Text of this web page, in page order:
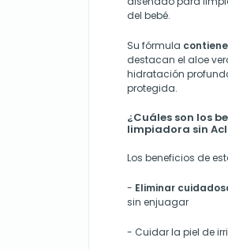
del bebé.
Su fórmula
destacan el aloe
hidratación
protegida.
¿Cuáles son los
limpiadora sin
Los beneficios de
- Eliminar
sin enjuagar
- Cuidar la piel de